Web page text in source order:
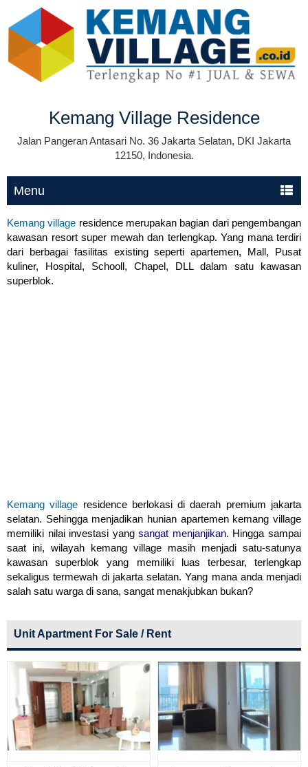
Kemang Village Residence
Jalan Pangeran Antasari No. 36 Jakarta Selatan, DKI Jakarta
12150, Indonesia.
Menu
Kemang village residence merupakan bagian dari pengembangan
kawasan resort super mewah dan terlengkap. Yang mana terdiri
dari berbagai fasilitas existing seperti apartemen, Mall, Pusat
kuliner, Hospital, Schooll, Chapel, DLL dalam satu kawasan
superblok.
Kemang village residence berlokasi di daerah premium jakarta
selatan. Sehingga menjadikan hunian apartemen kemang village
memiliki nilai investasi yangsangat menjanjikan. Hingga sampai
saat ini, wilayah kemang village masih menjadi satu-satunya
kawasan superblok yang memiliki luas terbesar, terlengkap
sekaligus termewah di jakarta selatan. Yang mana anda menjadi
salah satu warga di sana, sangat menakjubkan bukan?
Unit Apartment For Sale / Rent